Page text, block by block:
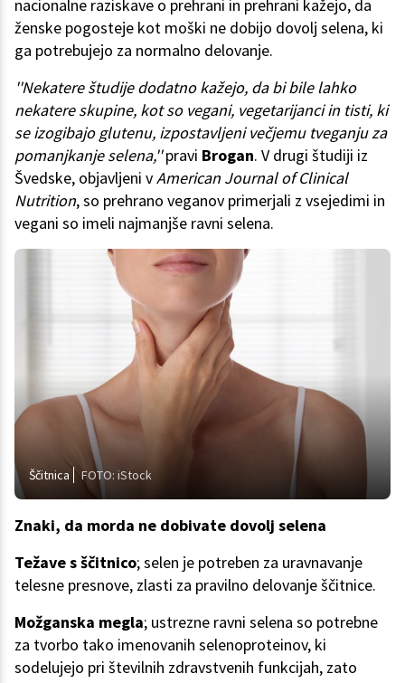
nacionalne raziskave o prehrani in prehrani kažejo, da
ženske pogosteje kot moški ne dobijo dovolj selena, ki
ga potrebujejo za normalno delovanje.
''Nekatere študije dodatno kažejo, da bi bile lahko
nekatere skupine, kot so vegani, vegetarijanci in tisti, ki
se izogibajo glutenu, izpostavljeni večjemu tveganju za
pomanjkanje selena,''pravi Brogan. V drugi študiji iz
Švedske, objavljeni vAmerican Journal of Clinical
Nutrition, so prehrano veganov primerjali z vsejedimi in
vegani so imeli najmanjše ravni selena.
Ščitnica FOTO: iStock
Znaki, da morda ne dobivate dovolj selena
Težave s ščitnico; selen je potreben za uravnavanje
telesne presnove, zlasti za pravilno delovanje ščitnice.
Možganska megla; ustrezne ravni selena so potrebne
za tvorbo tako imenovanih selenoproteinov, ki
sodelujejo pri številnih zdravstvenih funkcijah, zato